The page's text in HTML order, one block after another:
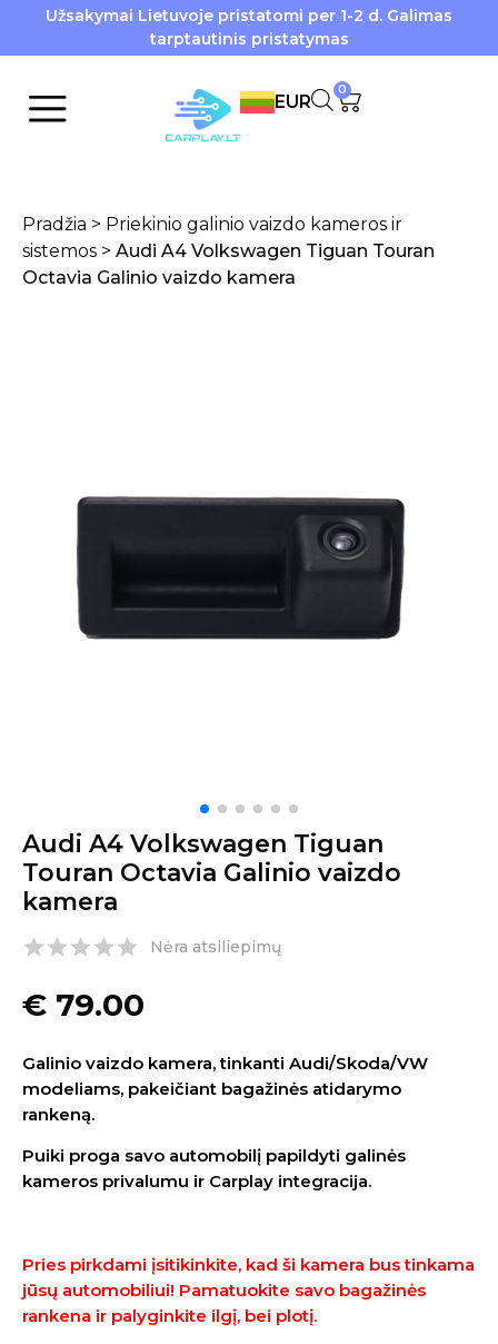
Užsakymai Lietuvoje pristatomi per 1-2 d. Galimas
tarptautinis pristatymas
EUR
0
Pradžia > Priekinio galinio vaizdo kameros ir
sistemos > Audi A4 Volkswagen Tiguan Touran
Octavia Galinio vaizdo kamera
Audi A4 Volkswagen Tiguan
Touran Octavia Galinio vaizdo
kamera
Nėra atsiliepimų
€ 79.00
Galinio vaizdo kamera, tinkanti Audi/Skoda/VW
modeliams, pakeičiant bagažinės atidarymo
rankeną.
Puiki proga savo automobilį papildyti galinės
kameros privalumu ir Carplay integracija.
Pries pirkdami įsitikinkite, kad ši kamera bus tinkama
jūsų automobiliui! Pamatuokite savo bagažinės
rankena ir palyginkite ilgį, bei plotį.